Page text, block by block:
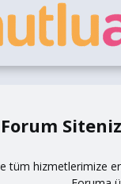
tüm hizmetlerimize